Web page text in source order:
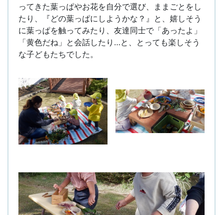
ってきた葉っぱやお花を自分で選び、ままごとをし
たり、『どの葉っぱにしようかな？』と、嬉しそう
に葉っぱを触ってみたり、友達同士で「あったよ」
「黄色だね」と会話したり…と、とっても楽しそう
な子どもたちでした。